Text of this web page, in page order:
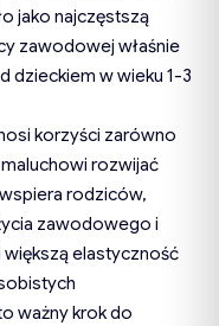
jako najczęstszą
zawodowej właśnie
dzieckiem w wieku 1-3
korzyści zarówno
maluchowi rozwijać
rodziców,
zawodowego i
elastyczność
ważny krok do